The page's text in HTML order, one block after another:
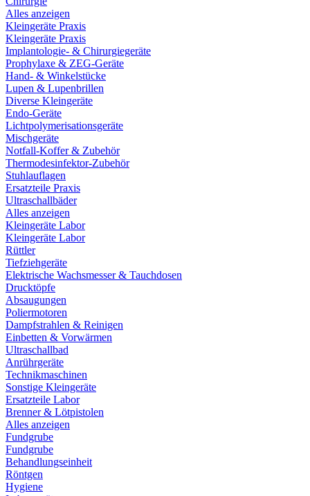
Alles anzeigen
Kleingeräte Praxis
Kleingeräte Praxis
Implantologie- & Chirurgiegeräte
Prophylaxe & ZEG-Geräte
Hand- & Winkelstücke
Lupen & Lupenbrillen
Diverse Kleingeräte
Endo-Geräte
Lichtpolymerisationsgeräte
Mischgeräte
Notfall-Koffer & Zubehör
Thermodesinfektor-Zubehör
Stuhlauflagen
Ersatzteile Praxis
Ultraschallbäder
Alles anzeigen
Kleingeräte Labor
Kleingeräte Labor
Rüttler
Tiefziehgeräte
Elektrische Wachsmesser & Tauchdosen
Drucktöpfe
Absaugungen
Poliermotoren
Dampfstrahlen & Reinigen
Einbetten & Vorwärmen
Ultraschallbad
Anrührgeräte
Technikmaschinen
Sonstige Kleingeräte
Ersatzteile Labor
Brenner & Lötpistolen
Alles anzeigen
Fundgrube
Fundgrube
Behandlungseinheit
Röntgen
Hygiene